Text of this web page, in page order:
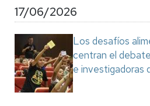
17/06/2026
Los desafíos
centran el
e investigadoras